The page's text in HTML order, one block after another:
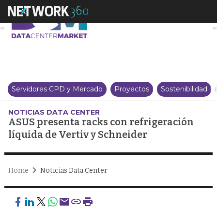
ASUS presenta racks con
Servidores CPD y Mercado Proyectos Sostenibilidad
NOTICIAS DATA CENTER
ASUS presenta racks con refrigeración
líquida de Vertiv y Schneider
Home Noticias Data Center